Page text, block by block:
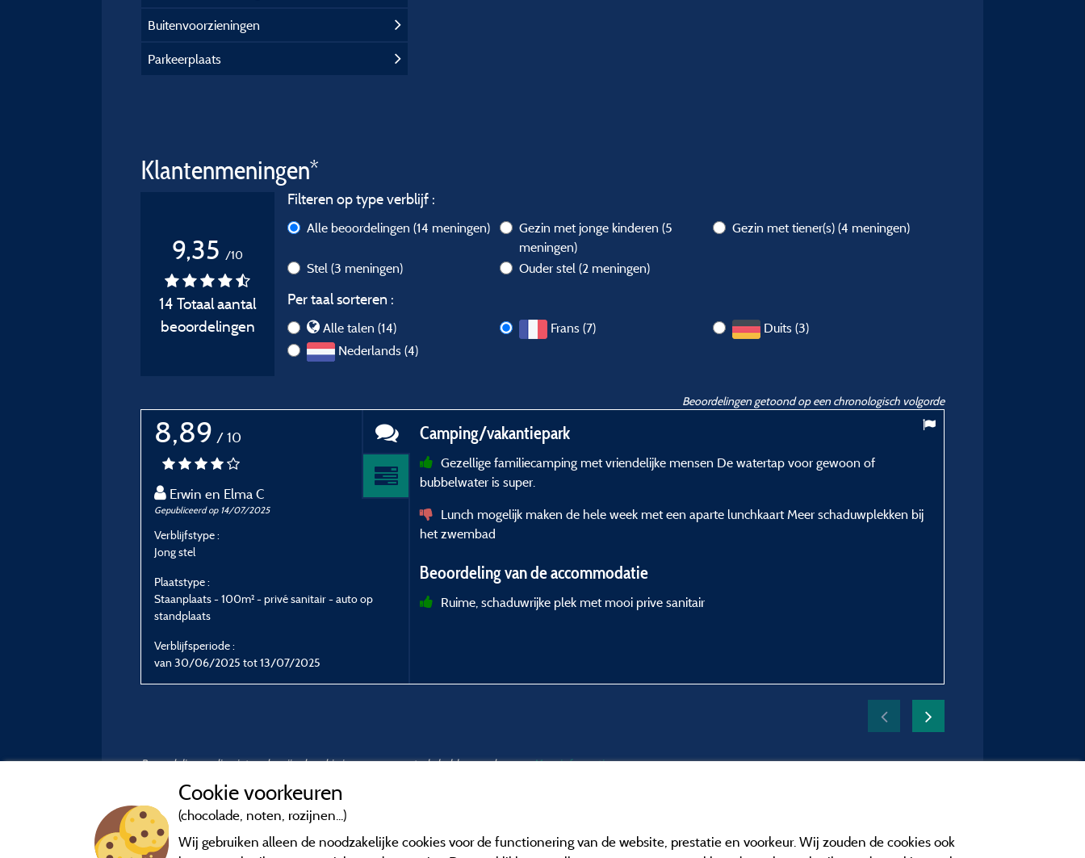
Buitenvoorzieningen
Parkeerplaats
Klantenmeningen*
9,35 /10
14 Totaal aantal
beoordelingen
Filteren op type verblijf :
Alle beoordelingen (14 meningen) Gezin met jonge kinderen(5
meningen)
Gezin met tiener(s) (4 meningen)
Stel (3 meningen) Ouder stel(2 meningen)
Per taal sorteren :
Alle talen (14) Frans (7)
Duits (3)
Nederlands (4)
Beoordelingen getoond op een chronologisch volgorde
8,89 / 10
Erwin en Elma C
Gepubliceerd op 14/07/2025
Verblijfstype :
Jong stel
Plaatstype :
Staanplaats - 100m² - privé sanitair - auto op
standplaats
Verblijfsperiode :
van 30/06/2025 tot 13/07/2025
Camping/vakantiepark
Gezellige familiecamping met vriendelijke mensen De watertap voor gewoon of
bubbelwater is super.
Lunch mogelijk maken de hele week met een aparte lunchkaart Meer schaduwplekken bij
het zwembad
Beoordeling van de accommodatie
Ruime, schaduwrijke plek met mooi prive sanitair
Beoordelingen die niet ouder zijn dan drie jaar en een controle hebben ondergaan.Meer informatie
Cookie voorkeuren
(chocolade, noten, rozijnen...)
Wij gebruiken alleen de noodzakelijke cookies voor de functionering van de website, prestatie en voorkeur. Wij zouden de cookies ook